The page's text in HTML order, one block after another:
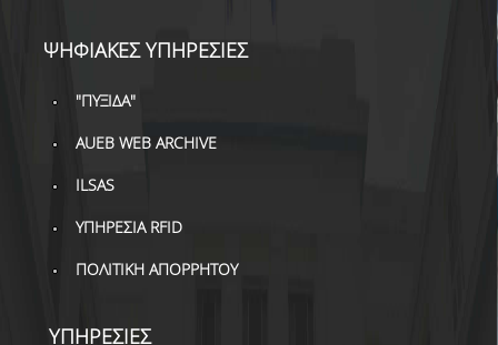
ΨΗΦΙΑΚΕΣ ΥΠΗΡΕΣΙΕΣ
"ΠΥΞΙΔΑ"
AUEB WEB ARCHIVE
ILSAS
ΥΠΗΡΕΣΙΑ RFID
ΠΟΛΙΤΙΚΗ ΑΠΟΡΡΗΤΟΥ
ΥΠΗΡΕΣΙΕΣ